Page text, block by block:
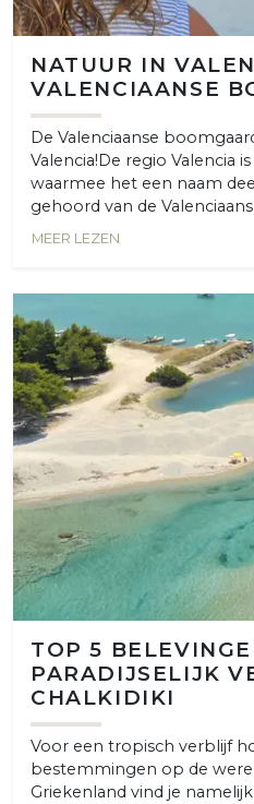
NATUUR IN
VALENCIAANSE
De Valenciaanse
Valencia!De regio Valencia
waarmee het een naam
gehoord van de
MEER LEZEN
TOP 5
PARADIJSELIJK
CHALKIDIKI
Voor een tropisch verblijf
bestemmingen op de
Griekenland vind je